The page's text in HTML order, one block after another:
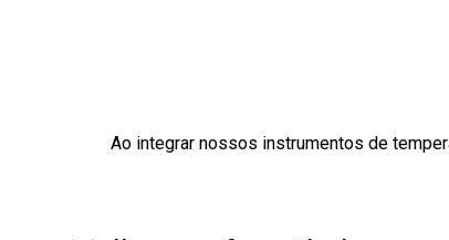
Ao integrar nossos instrumentos de